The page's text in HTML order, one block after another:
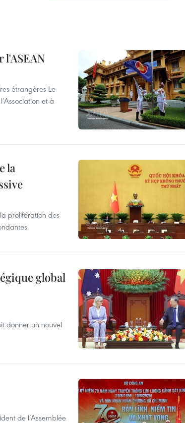
étrangères Le
et à
la
prolifération des
global
donner un nouvel
de l’Assemblée